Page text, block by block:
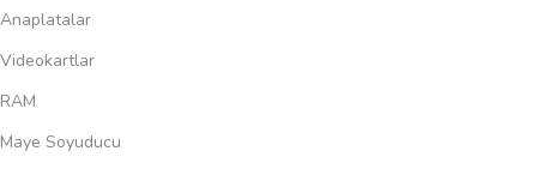
Anaplatalar
Videokartlar
RAM
Maye Soyuducu